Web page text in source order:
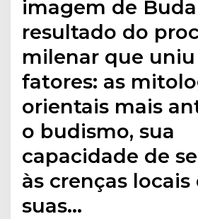
imagem de
resultado do
milenar que
fatores: as
orientais mais
o budismo, sua
capacidade de
às crenças locais
suas…